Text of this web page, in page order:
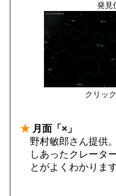
発見
クリッ
★ 月面「×」
野村敏郎さん提供
しあったクレータ
とがよくわかります